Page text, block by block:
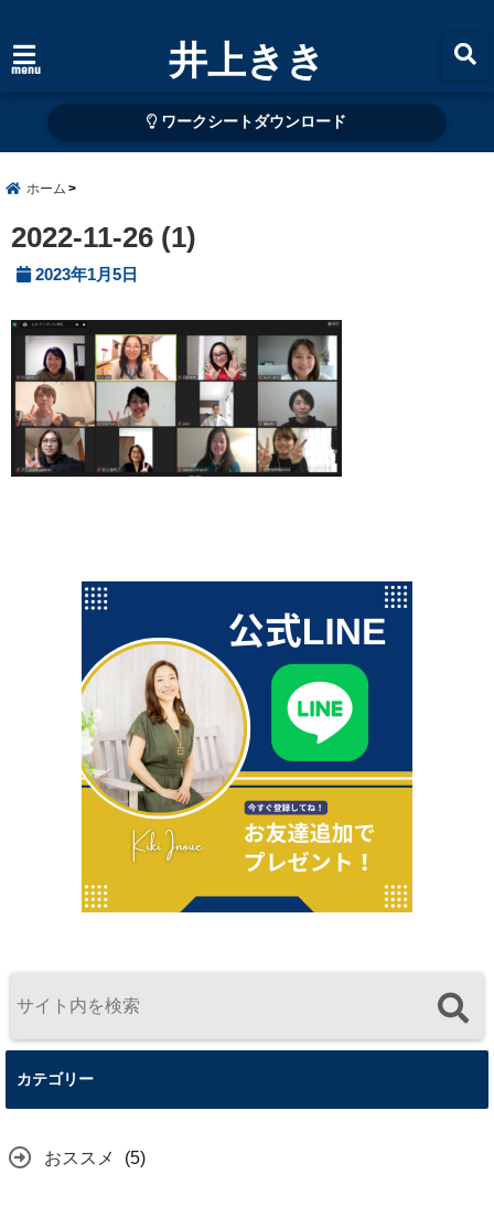
menu 井上きき
ワークシートダウンロード
ホーム
2022-11-26 (1)
2023年1月5日
カテゴリー
おススメ (5)